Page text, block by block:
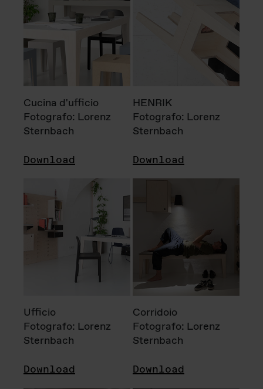
Cucina d'ufficio
Fotografo: Lorenz
Sternbach
Download
HENRIK
Fotografo: Lorenz
Sternbach
Download
Ufficio
Fotografo: Lorenz
Sternbach
Download
Corridoio
Fotografo: Lorenz
Sternbach
Download